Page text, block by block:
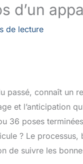
d’un
de lecture
passé, connaît un
et l’anticipation
36 poses
? Le
de suivre les